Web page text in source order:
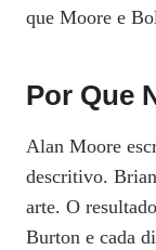
que Moore e
Por Que
Alan Moore
descritivo.
arte. O
Burton e cada